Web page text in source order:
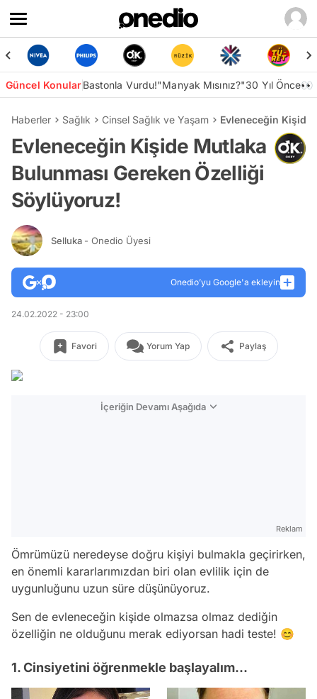
Güncel KonularBastonla Vurdu!"Manyak Mısınız?"30 Yıl Önce👀
Haberler Sağlık Cinsel Sağlık ve Yaşam Evleneceğin Kişide
Evleneceğin Kişide Mutlaka
Bulunması Gereken Özelliği
Söylüyoruz!
Selluka - Onedio Üyesi
Onedio’yu Google'a ekleyin
24.02.2022 - 23:00
Favori Yorum Yap Paylaş
İçeriğin Devamı Aşağıda
Reklam
Ömrümüzü neredeyse doğru kişiyi bulmakla geçirirken,
en önemli kararlarımızdan biri olan evlilik için de
uygunluğunu uzun süre düşünüyoruz.
Sen de evleneceğin kişide olmazsa olmaz dediğin
özelliğin ne olduğunu merak ediyorsan hadi teste! 😊
1. Cinsiyetini öğrenmekle başlayalım...